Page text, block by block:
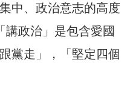
中、政治意志的高度
講政治」是包含愛國
黨走」，「堅定四個